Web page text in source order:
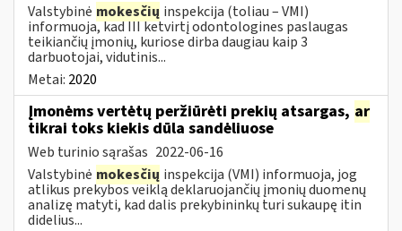
Valstybinė mokesčių inspekcija (toliau – VMI)
informuoja, kad III ketvirtį odontologines paslaugas
teikiančių įmonių, kuriose dirba daugiau kaip 3
darbuotojai, vidutinis...
Metai: 2020
Įmonėms vertėtų peržiūrėti prekių atsargas, ar
tikrai toks kiekis dūla sandėliuose
Web turinio sąrašas 2022-06-16
Valstybinė mokesčių inspekcija (VMI) informuoja, jog
atlikus prekybos veiklą deklaruojančių įmonių duomenų
analizę matyti, kad dalis prekybininkų turi sukaupę itin
didelius...